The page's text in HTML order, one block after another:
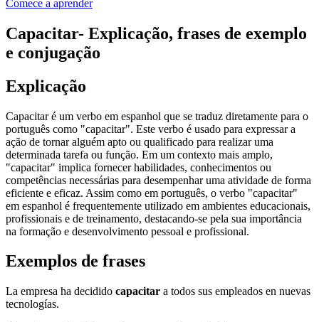
Comece a aprender
Capacitar- Explicação, frases de exemplo
e conjugação
Explicação
Capacitar é um verbo em espanhol que se traduz diretamente para o
português como "capacitar". Este verbo é usado para expressar a
ação de tornar alguém apto ou qualificado para realizar uma
determinada tarefa ou função. Em um contexto mais amplo,
"capacitar" implica fornecer habilidades, conhecimentos ou
competências necessárias para desempenhar uma atividade de forma
eficiente e eficaz. Assim como em português, o verbo "capacitar"
em espanhol é frequentemente utilizado em ambientes educacionais,
profissionais e de treinamento, destacando-se pela sua importância
na formação e desenvolvimento pessoal e profissional.
Exemplos de frases
La empresa ha decidido capacitar a todos sus empleados en nuevas
tecnologías.